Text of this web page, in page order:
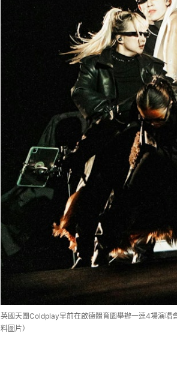
英國天團Coldplay早前在啟德體育園舉辦一連4場演唱
料圖片）